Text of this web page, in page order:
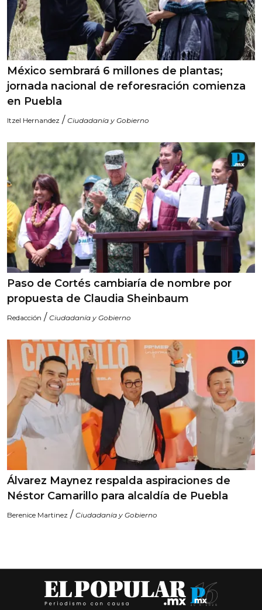
México sembrará 6 millones de plantas;
jornada nacional de reforesración comienza
en Puebla
Itzel Hernandez / Ciudadanía y Gobierno
Paso de Cortés cambiaría de nombre por
propuesta de Claudia Sheinbaum
Redacción / Ciudadanía y Gobierno
Álvarez Maynez respalda aspiraciones de
Néstor Camarillo para alcaldía de Puebla
Berenice Martinez / Ciudadanía y Gobierno